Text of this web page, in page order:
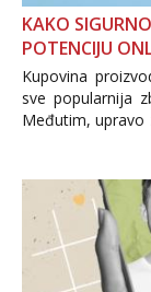
KAKO
POTENCIJU
Kupovina
sve popularnija
Međutim, upravo
i brojni